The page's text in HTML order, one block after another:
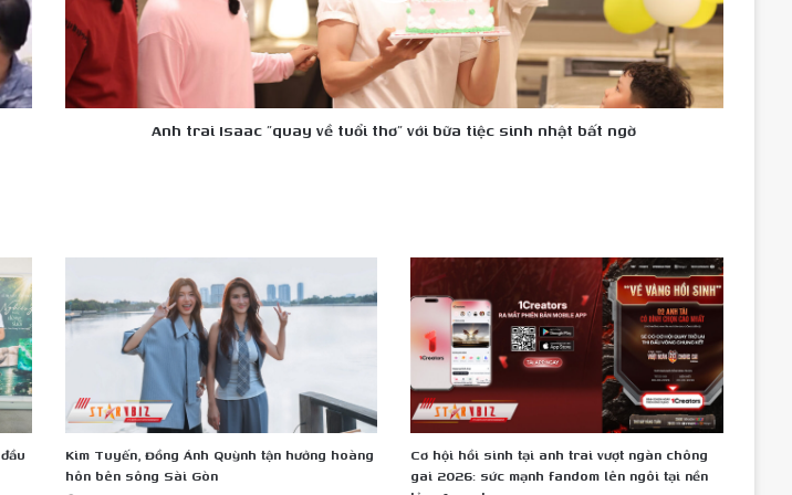
bữa
tiệc
sinh
nhật
Anh trai Isaac "quay về tuổi thơ" với bữa tiệc sinh nhật bất ngờ
Kim Tuyến, Đồng Ánh Quỳnh tận hưởng hoàng
hôn bên sông Sài Gòn
Cơ hội hồi sinh tại anh trai vượt ngàn chông
gai 2026: sức mạnh fandom lên ngôi tại nền